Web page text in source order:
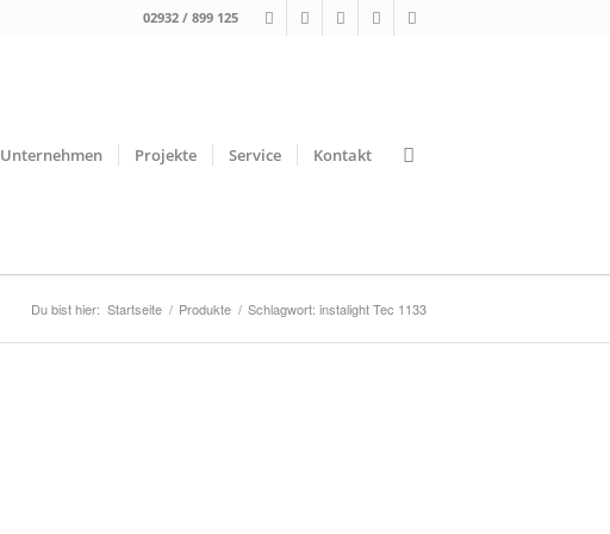
02932 / 899 125
Unternehmen Projekte Service Kontakt
Du bist hier: Startseite / Produkte / Schlagwort: instalight Tec 1133